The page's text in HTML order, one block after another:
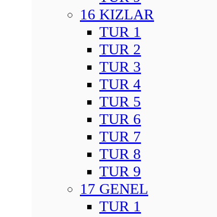
16 KIZLAR
TUR 1
TUR 2
TUR 3
TUR 4
TUR 5
TUR 6
TUR 7
TUR 8
TUR 9
17 GENEL
TUR 1